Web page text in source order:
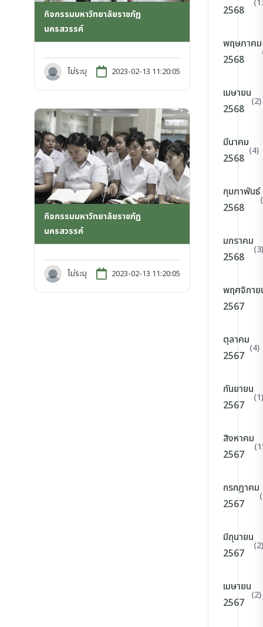
กิจกรรมมหาวิทยาลัยราชภัฏ
นครสวรรค์
ไม่ระบุ 2023-02-13 11:20:05
กิจกรรมมหาวิทยาลัยราชภัฏ
นครสวรรค์
ไม่ระบุ 2023-02-13 11:20:05
2568
พฤษภาคม
2568
เมษายน
2568
(2)
มีนาคม
2568
(4)
กุมภาพันธ์
2568
มกราคม
2568
(3)
พฤศจิกาย
2567
ตุลาคม
2567
(4)
กันยายน
2567
(1)
สิงหาคม
2567
กรกฎาคม
2567
มิถุนายน
2567
(2)
เมษายน
2567
(2)